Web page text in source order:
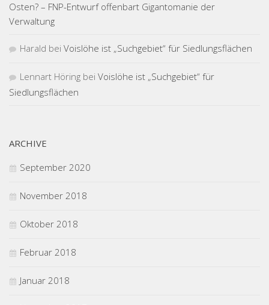
Osten? – FNP-Entwurf offenbart Gigantomanie der
Verwaltung
Harald bei Voislöhe ist „Suchgebiet“ für Siedlungsflächen
Lennart Höring bei Voislöhe ist „Suchgebiet“ für
Siedlungsflächen
ARCHIVE
September 2020
November 2018
Oktober 2018
Februar 2018
Januar 2018